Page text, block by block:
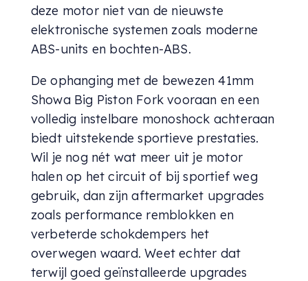
deze motor niet van de nieuwste
elektronische systemen zoals moderne
ABS-units en bochten-ABS.
De ophanging met de bewezen 41mm
Showa Big Piston Fork vooraan en een
volledig instelbare monoshock achteraan
biedt uitstekende sportieve prestaties.
Wil je nog nét wat meer uit je motor
halen op het circuit of bij sportief weg
gebruik, dan zijn aftermarket upgrades
zoals performance remblokken en
verbeterde schokdempers het
overwegen waard. Weet echter dat
terwijl goed geïnstalleerde upgrades